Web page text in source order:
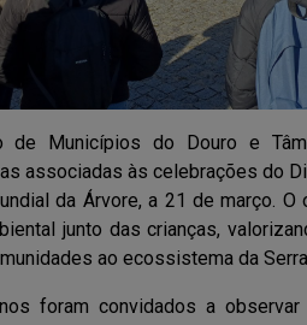
de Municípios do Douro e
associadas às celebrações do
da Árvore, a 21 de março.
junto das crianças,
ao ecossistema da
foram convidados a